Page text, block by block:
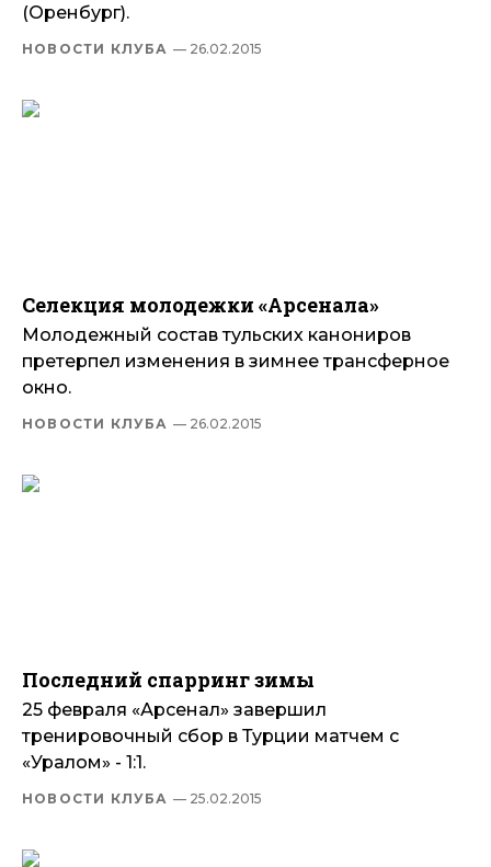
(Оренбург).
НОВОСТИ КЛУБА — 26.02.2015
Селекция молодежки «Арсенала»
Молодежный состав тульских канониров
претерпел изменения в зимнее трансферное
окно.
НОВОСТИ КЛУБА — 26.02.2015
Последний спарринг зимы
25 февраля «Арсенал» завершил
тренировочный сбор в Турции матчем с
«Уралом» - 1:1.
НОВОСТИ КЛУБА — 25.02.2015